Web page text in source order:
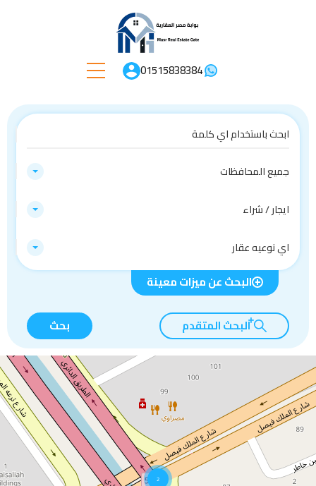
01515838384
جميع المحافظات
ايجار / شراء
اي نوعيه عقار
البحث عن ميزات معينة
البحث المتقدم بحث
2